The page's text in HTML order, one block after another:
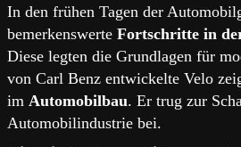
In den frühen Tagen der
bemerkenswerte Fortschritte in
Diese legten die Grundlagen für
von Carl Benz entwickelte Velo
im Automobilbau. Er trug zur
Automobilindustrie bei.